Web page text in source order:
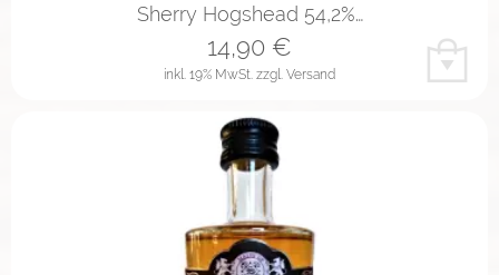
Sherry Hogshead 54,2%…
inkl. 19% MwSt. zzgl. Versand
14,90 €